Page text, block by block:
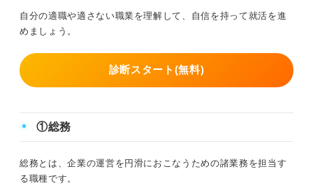
自分の適職や適さない職業を理解して、自信を持って就活を進
めましょう。
診断スタート(無料)
①総務
総務とは、企業の運営を円滑におこなうための諸業務を担当す
る職種です。